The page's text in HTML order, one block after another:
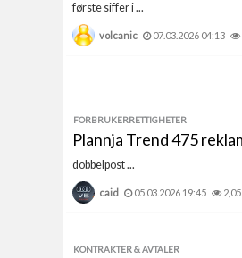
første siffer i ...
volcanic 07.03.2026 04:13
FORBRUKERRETTIGHETER
Plannja Trend 475
dobbelpost ...
caid 05.03.2026 19:45
KONTRAKTER & AVTALER